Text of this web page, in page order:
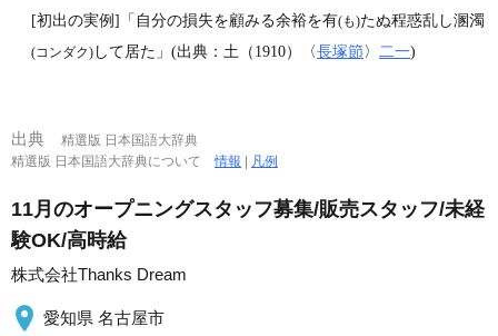
[初出の実例]「自分の損失を顧みる余裕を有(も)たぬ程惑乱し溷濁
(コンダク) して居た」(出典：土（1910）〈長塚節〉 二一)
出典
精選版 日本国語大辞典
精選版 日本国語大辞典について情報 | 凡例
11月のオープニングスタッフ募集/販売スタッフ/未経
験OK/高時給
株式会社Thanks Dream
愛知県 名古屋市